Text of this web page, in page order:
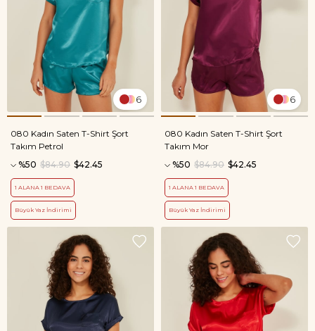
6
080 Kadın Saten T-Shirt Şort
Takım Petrol
%50
$42.45
$84.90
1 ALANA 1 BEDAVA
Büyük Yaz İndirimi
6
080 Kadın Saten T-Shirt Şort
Takım Mor
%50
$42.45
$84.90
1 ALANA 1 BEDAVA
Büyük Yaz İndirimi